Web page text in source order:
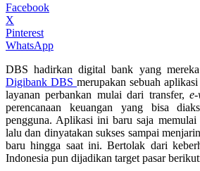
Facebook
X
Pinterest
WhatsApp
DBS hadirkan digital bank yang
Digibank DBS merupakan sebuah
layanan perbankan mulai dari transfer,
perencanaan keuangan yang bisa
pengguna. Aplikasi ini baru saja
lalu dan dinyatakan sukses sampai
baru hingga saat ini. Bertolak dari
Indonesia pun dijadikan target pasar